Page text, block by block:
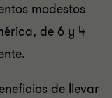
modestos
de 6 y 4
de llevar